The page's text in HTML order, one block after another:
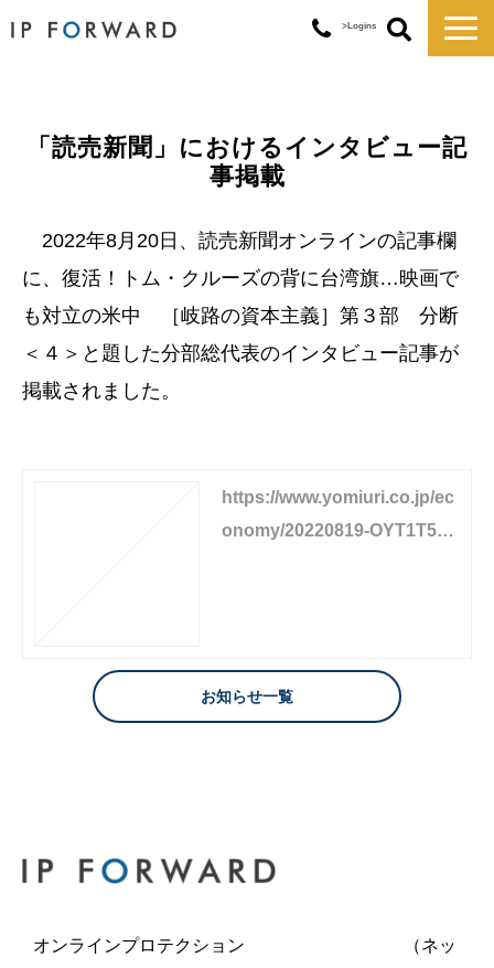
>Logins
コラム
講演・セミナー
企業情報
「読売新聞」におけるインタビュー記
事掲載
2022年8月20日、読売新聞オンラインの記事欄
に、復活！トム・クルーズの背に台湾旗…映画で
も対立の米中 ［岐路の資本主義］第３部 分断
＜４＞と題した分部総代表のインタビュー記事が
掲載されました。
https://www.yomiuri.co.jp/ec
onomy/20220819-OYT1T502
お知らせ一覧
オンラインプロテクション （ネッ